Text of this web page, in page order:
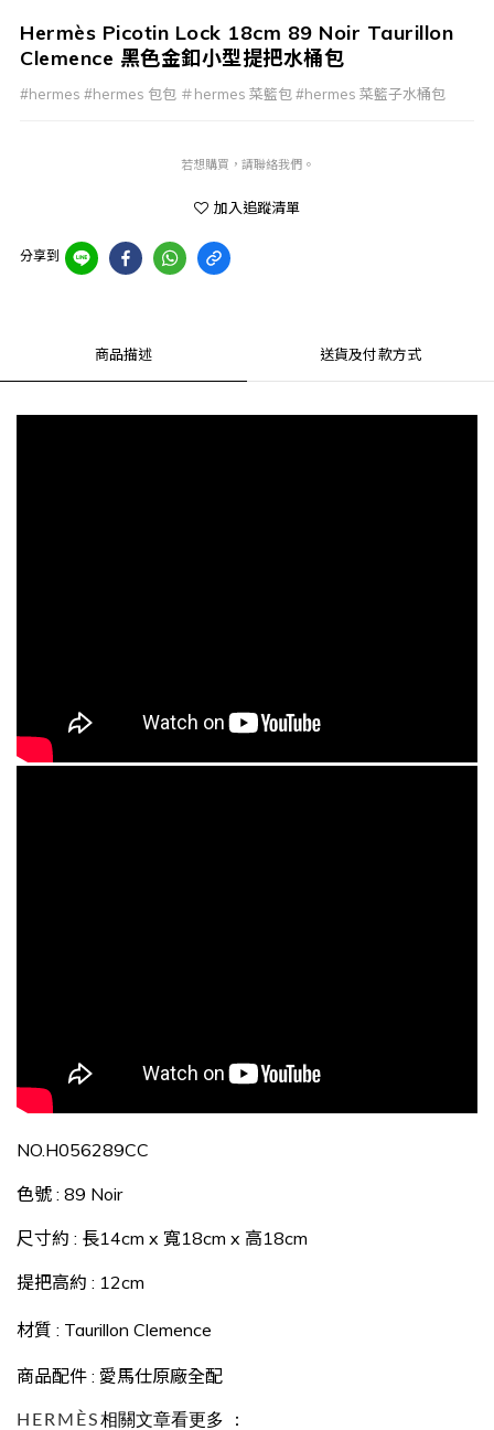
Hermès Picotin Lock 18cm 89 Noir Taurillon
Clemence 黑色金釦小型提把水桶包
#hermes #hermes 包包 ＃hermes 菜籃包 #hermes 菜籃子水桶包
若想購買，請聯絡我們。
加入追蹤清單
分享到
商品描述 送貨及付款方式
NO.H056289CC
色號 : 89 Noir
尺寸約 : 長14cm x 寬18cm x 高18cm
提把高約 : 12cm
材質 : Taurillon Clemence
商品配件 : 愛馬仕原廠全配
HERMÈS相關文章看更多 ：